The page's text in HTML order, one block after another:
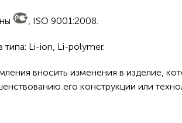
, ISO 9001:2008.
типа: Li-ion, Li-polymer.
вносить изменения в изделие,
его конструкции или